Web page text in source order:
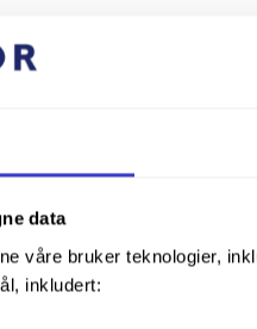
data
våre bruker teknologier,
inkludert: